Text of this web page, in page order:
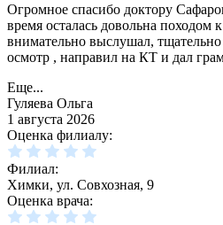
Огромное спасибо доктору
время осталась довольна походом
внимательно выслушал,
осмотр , направил на КТ и дал
Еще...
Гуляева Ольга
1 августа 2026
Оценка филиалу:
Филиал:
Химки, ул. Совхозная, 9
Оценка врача: